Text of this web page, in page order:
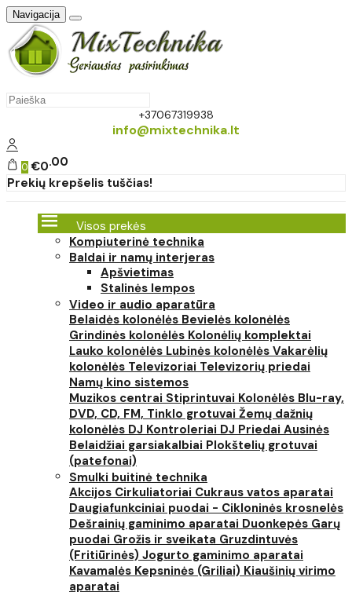
Navigacija
+37067319938
info@mixtechnika.lt
0 €0 00
Prekių krepšelis tuščias!
Visos prekės
Kompiuterinė technika
Baldai ir namų interjeras
Apšvietimas
Stalinės lempos
Video ir audio aparatūra
Belaidės kolonėlės Bevielės kolonėlės
Grindinės kolonėlės Kolonėlių komplektai
Lauko kolonėlės Lubinės kolonėlės Vakarėlių
kolonėlės Televizoriai Televizorių priedai
Namų kino sistemos
Muzikos centrai Stiprintuvai Kolonėlės Blu-ray,
DVD, CD, FM, Tinklo grotuvai Žemų dažnių
kolonėlės DJ Kontroleriai DJ Priedai Ausinės
Belaidžiai garsiakalbiai Plokštelių grotuvai
(patefonai)
Smulki buitinė technika
Akcijos Cirkuliatoriai Cukraus vatos aparatai
Daugiafunkciniai puodai - Cikloninės krosnelės
Dešrainių gaminimo aparatai Duonkepės Garų
puodai Grožis ir sveikata Gruzdintuvės
(Fritiūrinės) Jogurto gaminimo aparatai
Kavamalės Kepsninės (Griliai) Kiaušinių virimo
aparatai